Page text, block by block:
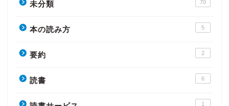
未分類 70
本の読み方 5
要約 2
読書 6
1